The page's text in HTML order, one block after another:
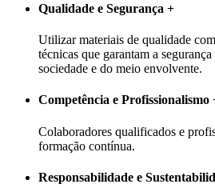
Qualidade e Segurança +
Utilizar materiais de qualidade
técnicas que garantam a
sociedade e do meio envolvente.
Competência e Profissionalismo
Colaboradores qualificados e
formação contínua.
Responsabilidade e